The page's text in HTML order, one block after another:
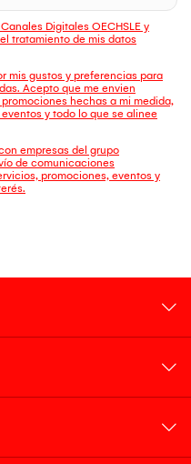
Digitales OECHSLE y
tratamiento de mis datos
mis gustos y preferencias para
Acepto que me envien
hechas a mi medida,
y todo lo que se alinee
empresas del grupo
de comunicaciones
promociones, eventos y